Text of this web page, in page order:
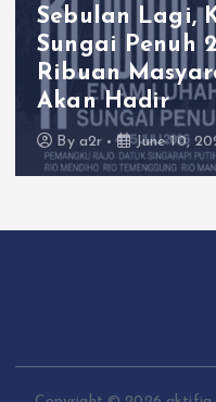
Sebulan Lagi,
Sungai Penuh
Ribuan
Akan Hadir
By a2r June 10,